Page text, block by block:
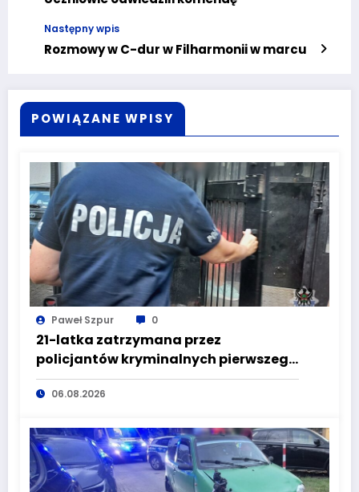
Następny wpis
Rozmowy w C-dur w Filharmonii w marcu
POWIĄZANE WPISY
Paweł Szpur 0
21-latka zatrzymana przez
policjantów kryminalnych pierwszego
komisariatu za kradzieże sklepowe
06.08.2026